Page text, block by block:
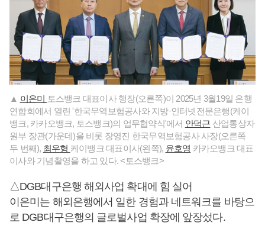
▲ 이은미 토스뱅크 대표이사 행장(오른쪽)이 2025년 3월19일 은행
연합회에서 열린 '한국무역보험공사와 지방·인터넷전문은행(케이
뱅크, 카카오뱅크, 토스뱅크)의 업무협약식'에서 안덕근 산업통상자
원부 장관(가운데)을 비롯 장영진 한국무역보험공사 사장(오른쪽
두 번째), 최우형 케이뱅크 대표이사(왼쪽), 윤호영 카카오뱅크 대표
이사와 기념촬영을 하고 있다. <토스뱅크>
△DGB대구은행 해외사업 확대에 힘 실어
이은미는 해외은행에서 일한 경험과 네트워크를 바탕으
로 DGB대구은행의 글로벌사업 확장에 앞장섰다.